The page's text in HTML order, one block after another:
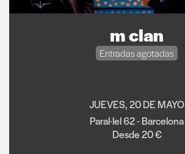
m clan
Entradas agotadas
JUEVES, 20 DE MAYO
Paral·lel 62 - Barcelona
Desde 20 €